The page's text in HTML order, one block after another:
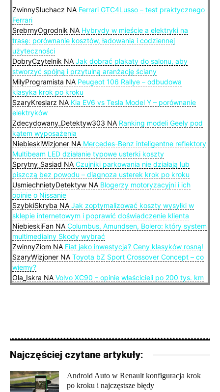
ZwinnySluchacz NA Ferrari GTC4Lusso – test praktycznego
Ferrari
SrebrnyOgrodnik NA Hybrydy w mieście a elektryki na
trasę: porównanie kosztów, ładowania i codziennej
użyteczności
DobryCzytelnik NA Jak dobrać plakaty do salonu, aby
stworzyć spójną i przytulną aranżację ściany
MilyProgramista NA Peugeot 106 Rallye – odbudowa
klasyka krok po kroku
SzaryKreslarz NA Kia EV6 vs Tesla Model Y – porównanie
elektryków
Zdecydowany_Detektyw303 NA Ranking modeli Geely pod
kątem wyposażenia
NiebieskiWizjoner NA Mercedes-Benz inteligentne reflektory
Multibeam LED działanie typowe usterki koszty
Sprytny_Sasiad NA Czujniki parkowania nie działają lub
piszczą bez powodu – diagnoza usterek krok po kroku
UsmiechnietyDetektyw NA Blogerzy motoryzacyjni i ich
opinie o Nissanie
SzybkiSkryba NA Jak zoptymalizować koszty wysyłki w
sklepie internetowym i poprawić doświadczenie klienta
NiebieskiFan NA Columbus, Amundsen, Bolero: który system
multimedialny Skody wybrać
ZwinnyZiom NA Fiat jako inwestycja? Ceny klasyków rosną!
SzaryWizjoner NA Toyota bZ Sport Crossover Concept – co
wiemy?
Ola_Iskra NA Volvo XC90 – opinie właścicieli po 200 tys. km
Najczęściej czytane artykuły:
Android Auto w Renault konfiguracja krok
po kroku i najczęstsze błędy